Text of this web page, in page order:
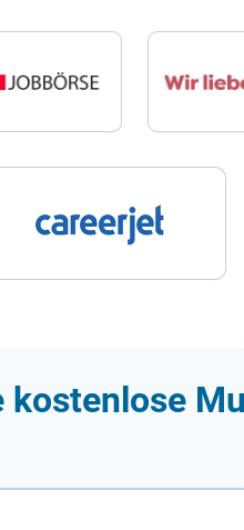
kostenlose